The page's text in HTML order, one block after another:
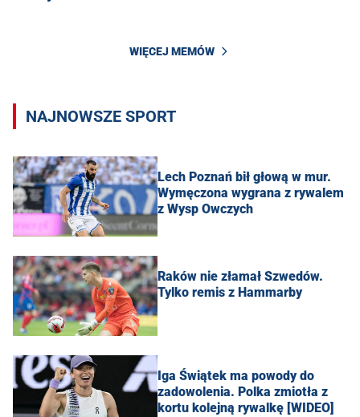
WIĘCEJ MEMÓW
NAJNOWSZE SPORT
Lech Poznań bił głową w mur.
Wymęczona wygrana z rywalem
z Wysp Owczych
Raków nie złamał Szwedów.
Tylko remis z Hammarby
Iga Świątek ma powody do
zadowolenia. Polka zmiotła z
kortu kolejną rywalkę [WIDEO]